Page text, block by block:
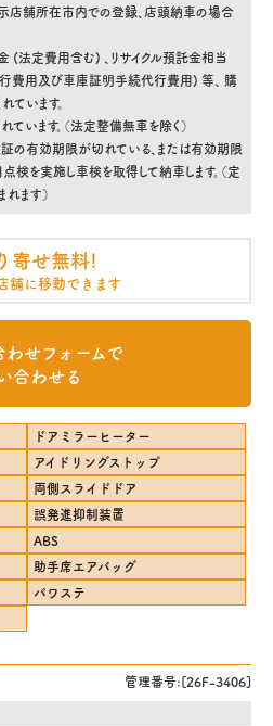
店舗所在市内での登録、店頭納車の場合
(法定費用含む) 、リサイクル預託金相当
費用及び車庫証明手続代行費用) 等、 購
います。
います。（法定整備無車を除く）
の有効期限が切れている、または有効期限
検を実施し車検を取得して納車します。（定
ます）
寄せ無料!
舗に移動できます
わせフォームで
合わせる
ドアミラーヒーター
アイドリングストップ
両側スライドドア
誤発進抑制装置
ABS
助手席エアバッグ
パワステ
管理番号:[26F-3406]